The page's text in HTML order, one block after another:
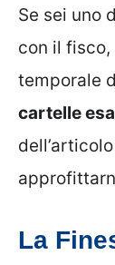
Se sei uno
con il
temporale
cartelle
La